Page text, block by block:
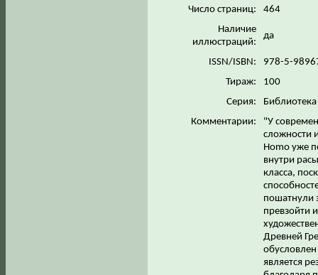
Число страниц:
464
Наличие
иллюстраций:
да
ISSN/ISBN:
978-5-
Тираж:
100
Серия:
Комментарии:
"У
сложности
Homo уже
внутри
класса,
пошатнули
превзойти
Древней
является